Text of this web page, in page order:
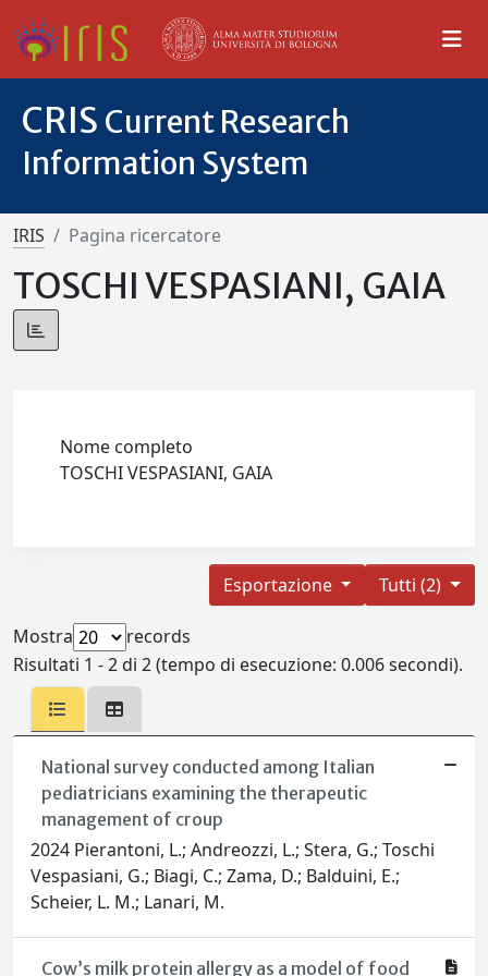
CRIS Current Research
Information System
IRIS Pagina ricercatore
TOSCHI VESPASIANI, GAIA
Nome completo
TOSCHI VESPASIANI, GAIA
Tutti (2)
Esportazione
Mostra
records
Risultati 1 - 2 di 2 (tempo di esecuzione: 0.006 secondi).
National survey conducted among Italian
pediatricians examining the therapeutic
management of croup
2024 Pierantoni, L.; Andreozzi, L.; Stera, G.; Toschi
Vespasiani, G.; Biagi, C.; Zama, D.; Balduini, E.;
Scheier, L. M.; Lanari, M.
Cow’s milk protein allergy as a model of food